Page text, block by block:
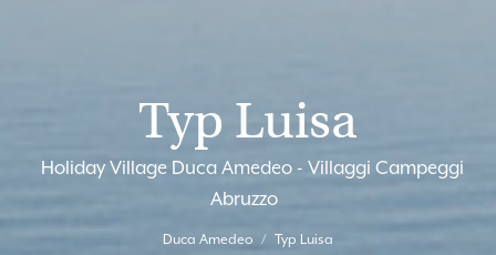
Typ Luisa
Holiday Village Duca Amedeo - Villaggi Campeggi
Abruzzo
Duca Amedeo Typ Luisa